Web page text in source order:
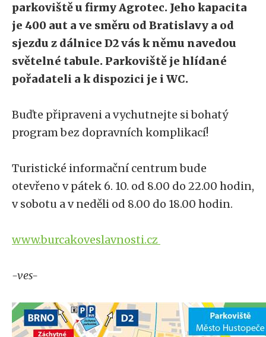
parkoviště u firmy Agrotec. Jeho kapacita
je 400 aut a ve směru od Bratislavy a od
sjezdu z dálnice D2 vás k němu navedou
světelné tabule. Parkoviště je hlídané
pořadateli a k dispozici je i WC.
Buďte připraveni a vychutnejte si bohatý
program bez dopravních komplikací!
Turistické informační centrum bude
otevřeno v pátek 6. 10. od 8.00 do 22.00 hodin,
v sobotu a v neděli od 8.00 do 18.00 hodin.
www.burcakoveslavnosti.cz
-ves-